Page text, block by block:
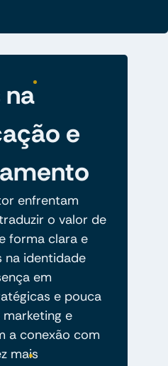
na
e
enfrentam
o valor de
forma clara e
na identidade
em
e pouca
e
a conexão com
mais